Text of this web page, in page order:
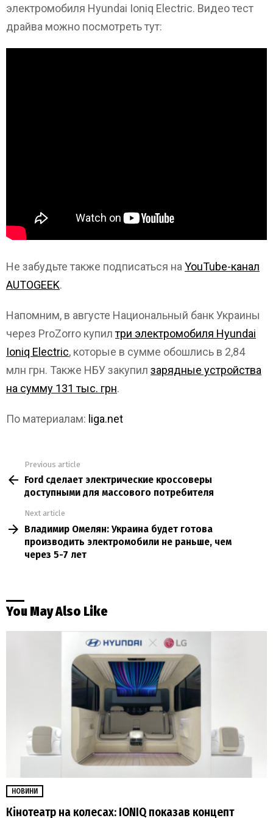
электромобиля Hyundai Ioniq Electric. Видео тест
драйва можно посмотреть тут:
Не забудьте также подписаться на YouTube-канал
AUTOGEEK.
Напомним, в августе Национальный банк Украины
через ProZorro купилтри электромобиля Hyundai
Ioniq Electric, которые в сумме обошлись в 2,84
млн грн. Также НБУ закупил зарядные устройства
на сумму 131 тыс. грн.
По материалам: liga.net
more
Previous article
Ford сделает электрические кроссоверы
доступными для массового потребителя
Next article
Владимир Омелян: Украина будет готова
производить электромобили не раньше, чем
через 5-7 лет
You May Also Like
НОВИНИ
Кінотеатр на колесах: IONIQ показав концепт